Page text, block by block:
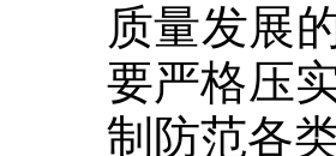
质量发展
要严格压
制防范各